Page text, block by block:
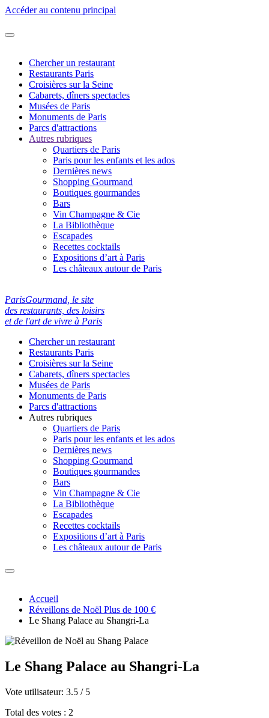
Accéder au contenu principal
Chercher un restaurant
Restaurants Paris
Croisières sur la Seine
Cabarets, dîners spectacles
Musées de Paris
Monuments de Paris
Parcs d'attractions
Autres rubriques
Quartiers de Paris
Paris pour les enfants et les ados
Dernières news
Shopping Gourmand
Boutiques gourmandes
Bars
Vin Champagne & Cie
La Bibliothèque
Escapades
Recettes cocktails
Expositions d’art à Paris
Les châteaux autour de Paris
ParisGourmand, le site
des restaurants, des loisirs
et de l'art de vivre à Paris
Chercher un restaurant
Restaurants Paris
Croisières sur la Seine
Cabarets, dîners spectacles
Musées de Paris
Monuments de Paris
Parcs d'attractions
Autres rubriques
Quartiers de Paris
Paris pour les enfants et les ados
Dernières news
Shopping Gourmand
Boutiques gourmandes
Bars
Vin Champagne & Cie
La Bibliothèque
Escapades
Recettes cocktails
Expositions d’art à Paris
Les châteaux autour de Paris
Accueil
Réveillons de Noël Plus de 100 €
Le Shang Palace au Shangri-La
Le Shang Palace au Shangri-La
Vote utilisateur: 3.5 / 5
Total des votes : 2